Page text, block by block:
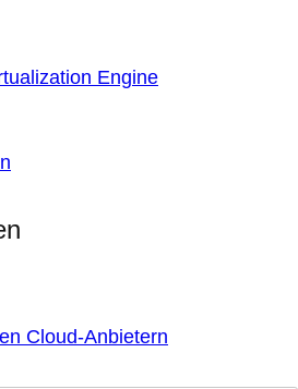
Engine
Cloud-Anbietern